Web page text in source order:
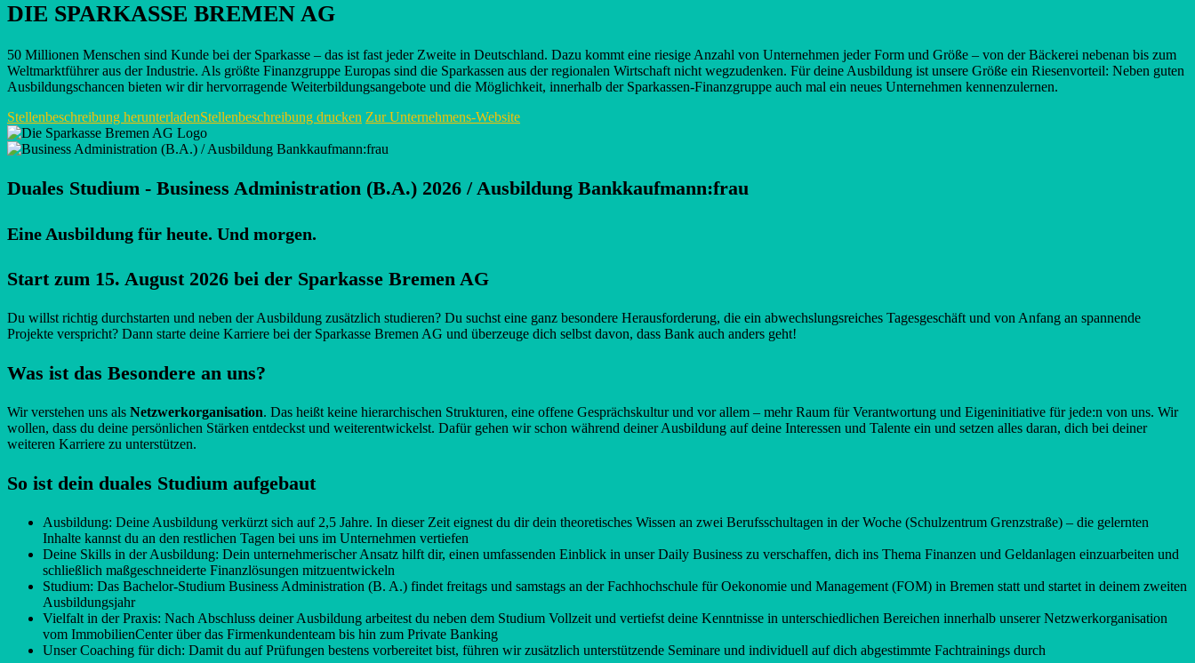
DIE SPARKASSE BREMEN AG
50 Millionen Menschen sind Kunde bei der Sparkasse – das ist fast jeder Zweite in Deutschland. Dazu kommt eine riesige Anzahl von Unternehmen jeder Form und Größe – von der Bäckerei nebenan bis zum
Welt­marktführer aus der Industrie. Als größte Finanz­gruppe Europas sind die Sparkassen aus der regionalen Wirtschaft nicht wegzudenken. Für deine Ausbildung ist unsere Größe ein Riesen­vorteil: Neben guten
Ausbildungs­chancen bieten wir dir hervorragende Weiterbildungs­angebote und die Möglichkeit, innerhalb der Sparkassen-Finanzgruppe auch mal ein neues Unternehmen kennenzulernen.
Stellenbeschreibung herunterladenStellenbeschreibung drucken Zur Unternehmens-Website
Duales Studium - Business Administration (B.A.) 2026 / Ausbildung Bankkaufmann:frau
Eine Ausbildung für heute. Und morgen.
Start zum 15. August 2026 bei der Sparkasse Bremen AG
Du willst richtig durchstarten und neben der Ausbildung zusätzlich studieren? Du suchst eine ganz besondere Herausforderung, die ein abwechslungsreiches Tagesgeschäft und von Anfang an spannende
Projekte verspricht? Dann starte deine Karriere bei der Sparkasse Bremen AG und überzeuge dich selbst davon, dass Bank auch anders geht!
Was ist das Besondere an uns?
Wir verstehen uns als Netzwerkorganisation. Das heißt keine hierarchischen Strukturen, eine offene Gesprächskultur und vor allem – mehr Raum für Verantwortung und Eigeninitiative für jede:n von uns. Wir
wollen, dass du deine persönlichen Stärken entdeckst und weiterentwickelst. Dafür gehen wir schon während deiner Ausbildung auf deine Interessen und Talente ein und setzen alles daran, dich bei deiner
weiteren Karriere zu unterstützen.
So ist dein duales Studium aufgebaut
Ausbildung: Deine Ausbildung verkürzt sich auf 2,5 Jahre. In dieser Zeit eignest du dir dein theoretisches Wissen an zwei Berufsschultagen in der Woche (Schulzentrum Grenzstraße) – die gelernten
Inhalte kannst du an den restlichen Tagen bei uns im Unternehmen vertiefen
Deine Skills in der Ausbildung: Dein unternehmerischer Ansatz hilft dir, einen umfassenden Einblick in unser Daily Business zu verschaffen, dich ins Thema Finanzen und Geldanlagen einzuarbeiten und
schließlich maßgeschneiderte Finanzlösungen mitzuentwickeln
Studium: Das Bachelor-Studium Business Administration (B. A.) findet freitags und samstags an der Fachhochschule für Oekonomie und Management (FOM) in Bremen statt und startet in deinem zweiten
Ausbildungsjahr
Vielfalt in der Praxis: Nach Abschluss deiner Ausbildung arbeitest du neben dem Studium Vollzeit und vertiefst deine Kenntnisse in unterschiedlichen Bereichen innerhalb unserer Netzwerkorganisation
vom ImmobilienCenter über das Firmenkundenteam bis hin zum Private Banking
Unser Coaching für dich: Damit du auf Prüfungen bestens vorbereitet bist, führen wir zusätzlich unterstützende Seminare und individuell auf dich abgestimmte Fachtrainings durch